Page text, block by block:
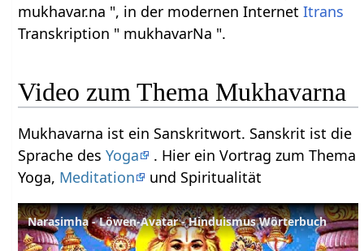
mukhavar.na ", in der modernen InternetItrans
Transkription " mukhavarNa ".
Video zum Thema Mukhavarna
Mukhavarna ist ein Sanskritwort. Sanskrit ist die
Sprache desYoga
. Hier ein Vortrag zum Thema
Yoga, Meditation und Spiritualität
Narasimha - Löwen-Avatar - Hinduismus Wörterbuch